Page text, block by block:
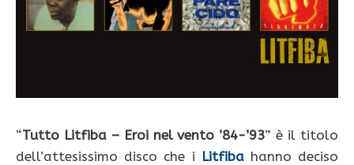
“Tutto Litfiba – Eroi nel vento ’84-’93” è il titolo
dell’attesissimo disco che i Litfibahanno deciso